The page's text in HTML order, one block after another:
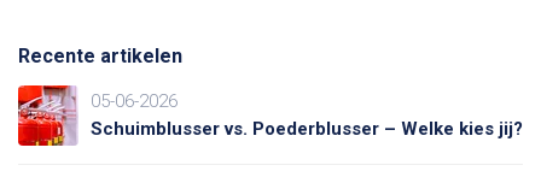
Recente artikelen
05-06-2026
Schuimblusser vs. Poederblusser – Welke kies jij?